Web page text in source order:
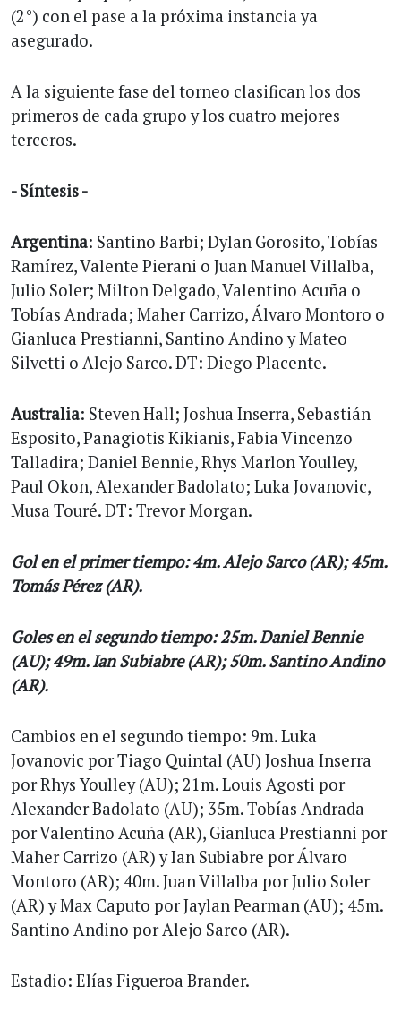
(2°) con el pase a la próxima instancia ya
asegurado.
A la siguiente fase del torneo clasifican los dos
primeros de cada grupo y los cuatro mejores
terceros.
- Síntesis -
Argentina: Santino Barbi; Dylan Gorosito, Tobías
Ramírez, Valente Pierani o Juan Manuel Villalba,
Julio Soler; Milton Delgado, Valentino Acuña o
Tobías Andrada; Maher Carrizo, Álvaro Montoro o
Gianluca Prestianni, Santino Andino y Mateo
Silvetti o Alejo Sarco. DT: Diego Placente.
Australia: Steven Hall; Joshua Inserra, Sebastián
Esposito, Panagiotis Kikianis, Fabia Vincenzo
Talladira; Daniel Bennie, Rhys Marlon Youlley,
Paul Okon, Alexander Badolato; Luka Jovanovic,
Musa Touré. DT: Trevor Morgan.
Gol en el primer tiempo: 4m. Alejo Sarco (AR); 45m.
Tomás Pérez (AR).
Goles en el segundo tiempo: 25m. Daniel Bennie
(AU); 49m. Ian Subiabre (AR); 50m. Santino Andino
(AR).
Cambios en el segundo tiempo: 9m. Luka
Jovanovic por Tiago Quintal (AU) Joshua Inserra
por Rhys Youlley (AU); 21m. Louis Agosti por
Alexander Badolato (AU); 35m. Tobías Andrada
por Valentino Acuña (AR), Gianluca Prestianni por
Maher Carrizo (AR) y Ian Subiabre por Álvaro
Montoro (AR); 40m. Juan Villalba por Julio Soler
(AR) y Max Caputo por Jaylan Pearman (AU); 45m.
Santino Andino por Alejo Sarco (AR).
Estadio: Elías Figueroa Brander.